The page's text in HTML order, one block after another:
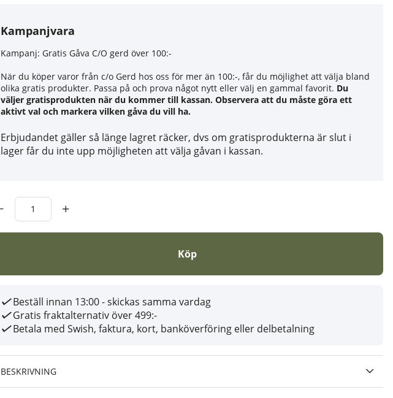
Kampanjvara
Kampanj: Gratis Gåva C/O gerd över 100:-
När du köper varor från c/o Gerd hos oss för mer än 100:-, får du möjlighet att välja bland
olika gratis produkter. Passa på och prova något nytt eller välj en gammal favorit. Du
väljer gratisprodukten när du kommer till kassan. Observera att du måste göra ett
aktivt val och markera vilken gåva du vill ha.
Erbjudandet gäller så länge lagret räcker, dvs om gratisprodukterna är slut i
lager får du inte upp möjligheten att välja gåvan i kassan.
Köp
Beställ innan 13:00 - skickas samma vardag
Gratis fraktalternativ över 499:-
Betala med Swish, faktura, kort, banköverföring eller delbetalning
BESKRIVNING